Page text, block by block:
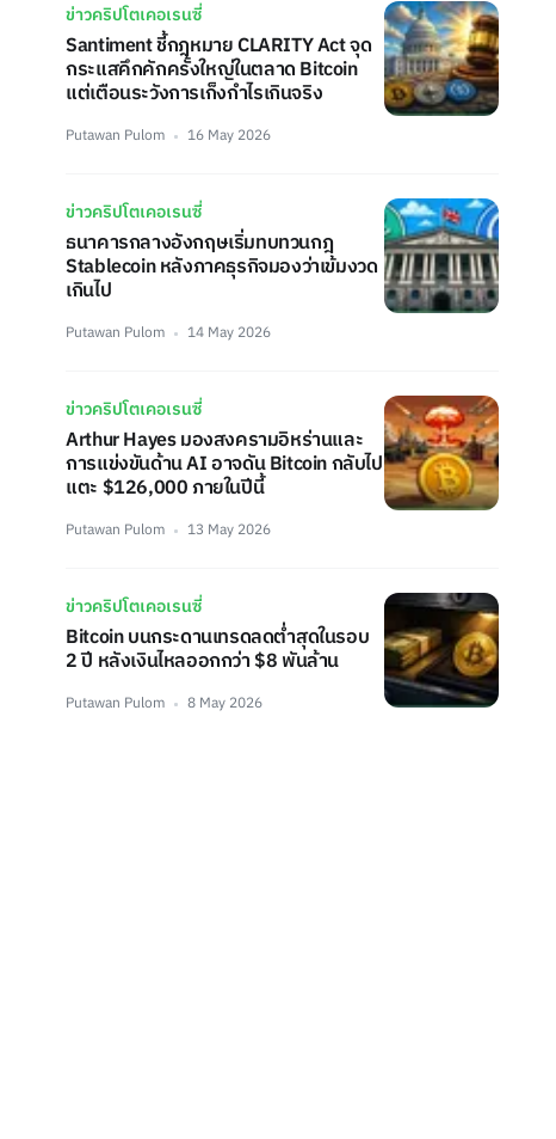
ข่าวคริปโตเคอเรนซี่
Santiment ชี้กฎหมาย CLARITY Act จุด
กระแสคึกคักครั้งใหญ่ในตลาด Bitcoin
แต่เตือนระวังการเก็งกำไรเกินจริง
Putawan Pulom 16 May 2026
ข่าวคริปโตเคอเรนซี่
ธนาคารกลางอังกฤษเริ่มทบทวนกฎ
Stablecoin หลังภาคธุรกิจมองว่าเข้มงวด
เกินไป
Putawan Pulom 14 May 2026
ข่าวคริปโตเคอเรนซี่
Arthur Hayes มองสงครามอิหร่านและ
การแข่งขันด้าน AI อาจดัน Bitcoin กลับไป
แตะ $126,000 ภายในปีนี้
Putawan Pulom 13 May 2026
ข่าวคริปโตเคอเรนซี่
Bitcoin บนกระดานเทรดลดต่ำสุดในรอบ
2 ปี หลังเงินไหลออกกว่า $8 พันล้าน
Putawan Pulom 8 May 2026